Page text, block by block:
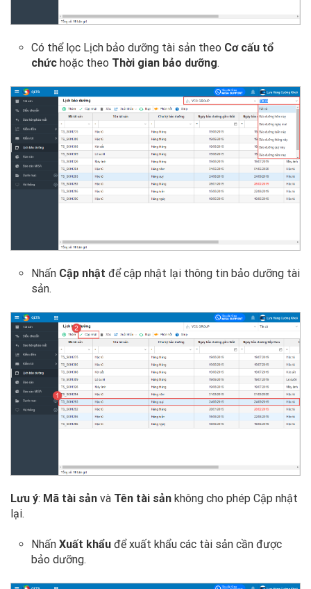
Có thể lọc Lịch bảo dưỡng tài sản theo Cơ cấu tổ
chức hoặc theo Thời gian bảo dưỡng.
Nhấn Cập nhật để cập nhật lại thông tin bảo dưỡng tài
sản.
Lưu ý: Mã tài sản và Tên tài sản không cho phép Cập nhật
lại.
Nhấn Xuất khẩu để xuất khẩu các tài sản cần được
bảo dưỡng.